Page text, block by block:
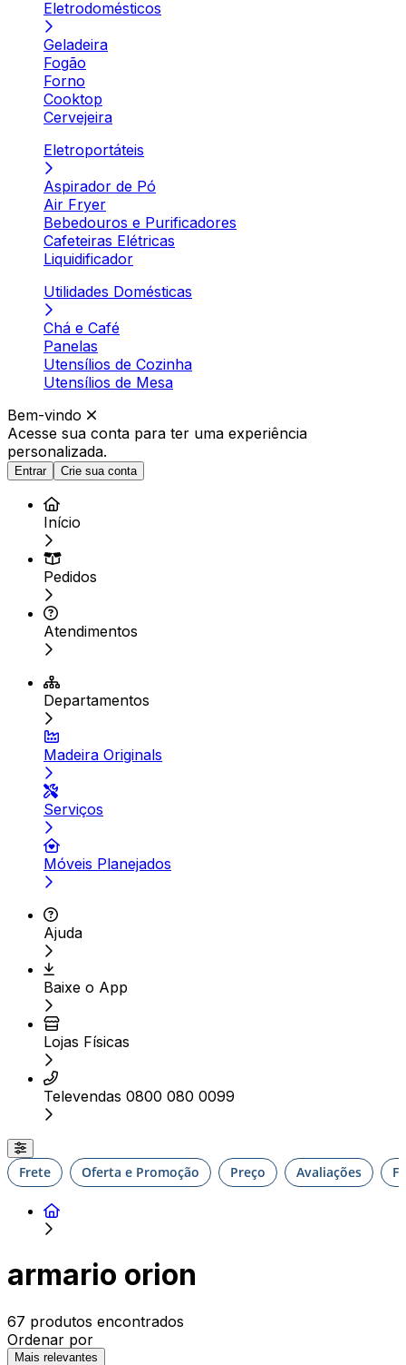
Eletrodomésticos
Geladeira
Fogão
Forno
Cooktop
Cervejeira
Eletroportáteis
Aspirador de Pó
Air Fryer
Bebedouros e Purificadores
Cafeteiras Elétricas
Liquidificador
Utilidades Domésticas
Chá e Café
Panelas
Utensílios de Cozinha
Utensílios de Mesa
Bem-vindo
Acesse sua conta para ter uma experiência
personalizada.
Entrar Crie sua conta
Início
Pedidos
Atendimentos
Departamentos
Madeira Originals
Serviços
Móveis Planejados
Ajuda
Baixe o App
Lojas Físicas
Televendas 0800 080 0099
Frete Oferta e Promoção Preço Avaliações
armario orion
67 produtos encontrados
Ordenar por
Mais relevantes